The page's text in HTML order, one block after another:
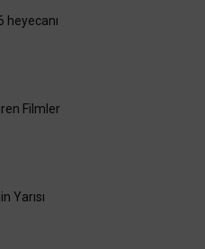
heyecanı
Filmler
Yarısı